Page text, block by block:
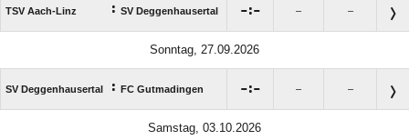
TSV Aach-Linz : SV Deggenhausertal : – –
Sonntag, 27.09.2026
SV Deggenhausertal : FC Gutmadingen : – –
Samstag, 03.10.2026